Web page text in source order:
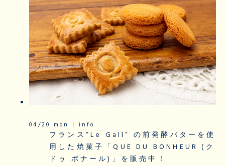
04/20 mon | info
フランス“Le Gall” の前発酵バターを使
用した焼菓子「QUE DU BONHEUR (ク
ドゥ ボナール)」を販売中！